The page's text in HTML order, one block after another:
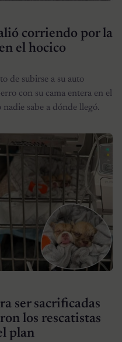
corriendo por la
el hocico
de subirse a su auto
con su cama entera en el
sabe a dónde llegó.
ser sacrificadas
los rescatistas
plan